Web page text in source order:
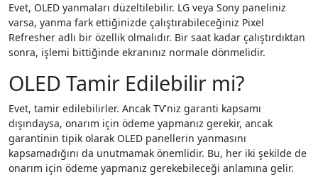
Evet, OLED yanmaları düzeltilebilir. LG veya Sony paneliniz
varsa, yanma fark ettiğinizde çalıştırabileceğiniz Pixel
Refresher adlı bir özellik olmalıdır. Bir saat kadar çalıştırdıktan
sonra, işlemi bittiğinde ekranınız normale dönmelidir.
OLED Tamir Edilebilir mi?
Evet, tamir edilebilirler. Ancak TV'niz garanti kapsamı
dışındaysa, onarım için ödeme yapmanız gerekir, ancak
garantinin tipik olarak OLED panellerin yanmasını
kapsamadığını da unutmamak önemlidir. Bu, her iki şekilde de
onarım için ödeme yapmanız gerekebileceği anlamına gelir.